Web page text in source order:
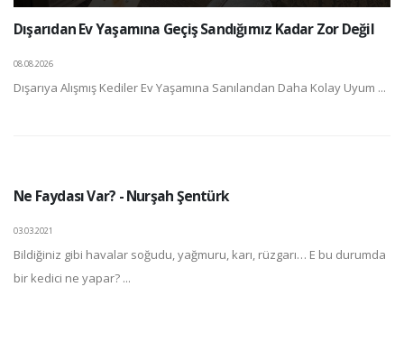
Dışarıdan Ev Yaşamına Geçiş Sandığımız Kadar Zor Değil
08.08.2026
Dışarıya Alışmış Kediler Ev Yaşamına Sanılandan Daha Kolay Uyum ...
Ne Faydası Var? - Nurşah Şentürk
03.03.2021
Bildiğiniz gibi havalar soğudu, yağmuru, karı, rüzgarı… E bu durumda
bir kedici ne yapar? ...